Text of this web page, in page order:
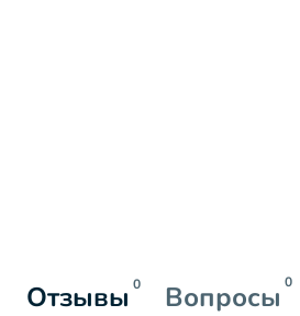
Отзывы 0 Вопросы 0